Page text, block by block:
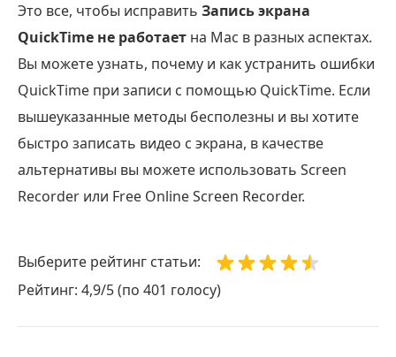
Это все, чтобы исправить Запись экрана
QuickTime не работает на Mac в разных аспектах.
Вы можете узнать, почему и как устранить ошибки
QuickTime при записи с помощью QuickTime. Если
вышеуказанные методы бесполезны и вы хотите
быстро записать видео с экрана, в качестве
альтернативы вы можете использовать Screen
Recorder или Free Online Screen Recorder.
Выберите рейтинг статьи:
Рейтинг: 4,9/5 (по 401 голосу)